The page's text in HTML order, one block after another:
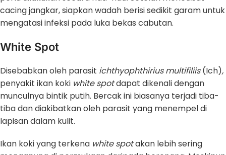
cacing jangkar, siapkan wadah berisi sedikit garam untuk
mengatasi infeksi pada luka bekas cabutan.
White Spot
Disebabkan oleh parasit ichthyophthirius multifiliis(Ich),
penyakit ikan koki white spotdapat dikenali dengan
munculnya bintik putih. Bercak ini biasanya terjadi tiba-
tiba dan diakibatkan oleh parasit yang menempel di
lapisan dalam kulit.
Ikan koki yang terkena white spotakan lebih sering